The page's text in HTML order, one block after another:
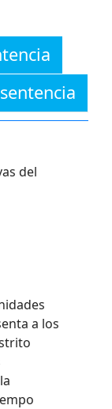
del
a los